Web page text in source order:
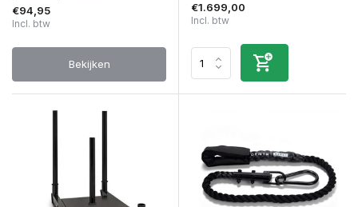
€94,95
Incl. btw
Bekijken
€1.699,00
Incl. btw